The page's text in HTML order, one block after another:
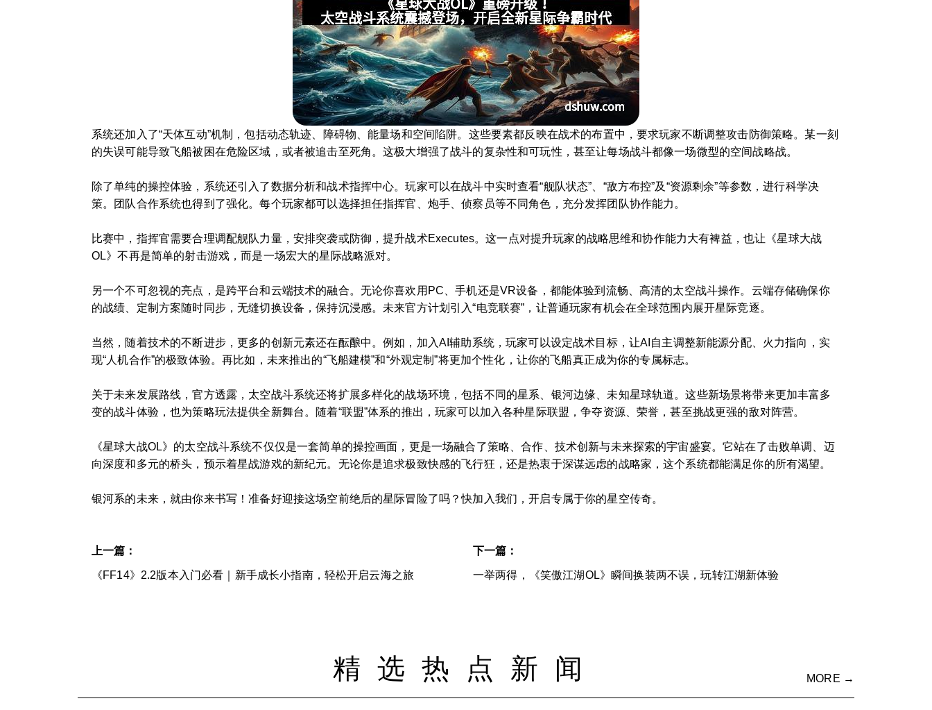
系统还加入了“天体互动”机制，包括动态轨迹、障碍物、能量场和空间陷阱。这些要素都反映在战术的布置中，要求玩家不断调整攻击防御策略。某一刻
的失误可能导致飞船被困在危险区域，或者被追击至死角。这极大增强了战斗的复杂性和可玩性，甚至让每场战斗都像一场微型的空间战略战。
除了单纯的操控体验，系统还引入了数据分析和战术指挥中心。玩家可以在战斗中实时查看“舰队状态”、“敌方布控”及“资源剩余”等参数，进行科学决
策。团队合作系统也得到了强化。每个玩家都可以选择担任指挥官、炮手、侦察员等不同角色，充分发挥团队协作能力。
比赛中，指挥官需要合理调配舰队力量，安排突袭或防御，提升战术Executes。这一点对提升玩家的战略思维和协作能力大有裨益，也让《星球大战
OL》不再是简单的射击游戏，而是一场宏大的星际战略派对。
另一个不可忽视的亮点，是跨平台和云端技术的融合。无论你喜欢用PC、手机还是VR设备，都能体验到流畅、高清的太空战斗操作。云端存储确保你
的战绩、定制方案随时同步，无缝切换设备，保持沉浸感。未来官方计划引入“电竞联赛”，让普通玩家有机会在全球范围内展开星际竞逐。
当然，随着技术的不断进步，更多的创新元素还在酝酿中。例如，加入AI辅助系统，玩家可以设定战术目标，让AI自主调整新能源分配、火力指向，实
现“人机合作”的极致体验。再比如，未来推出的“飞船建模”和“外观定制”将更加个性化，让你的飞船真正成为你的专属标志。
关于未来发展路线，官方透露，太空战斗系统还将扩展多样化的战场环境，包括不同的星系、银河边缘、未知星球轨道。这些新场景将带来更加丰富多
变的战斗体验，也为策略玩法提供全新舞台。随着“联盟”体系的推出，玩家可以加入各种星际联盟，争夺资源、荣誉，甚至挑战更强的敌对阵营。
《星球大战OL》的太空战斗系统不仅仅是一套简单的操控画面，更是一场融合了策略、合作、技术创新与未来探索的宇宙盛宴。它站在了击败单调、迈
向深度和多元的桥头，预示着星战游戏的新纪元。无论你是追求极致快感的飞行狂，还是热衷于深谋远虑的战略家，这个系统都能满足你的所有渴望。
银河系的未来，就由你来书写！准备好迎接这场空前绝后的星际冒险了吗？快加入我们，开启专属于你的星空传奇。
上一篇：
《FF14》2.2版本入门必看｜新手成长小指南，轻松开启云海之旅
下一篇：
一举两得，《笑傲江湖OL》瞬间换装两不误，玩转江湖新体验
精选热点新闻 MORE →